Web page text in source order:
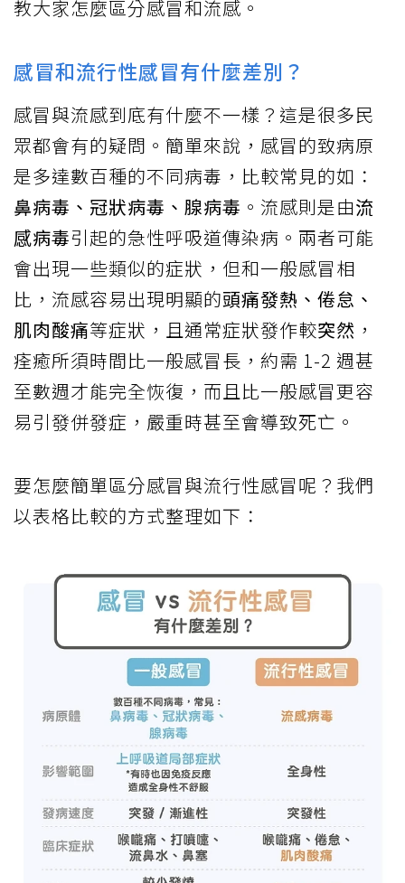
教大家怎麼區分感冒和流感。
感冒和流行性感冒有什麼差別？
感冒與流感到底有什麼不一樣？這是很多民
眾都會有的疑問。簡單來說，感冒的致病原
是多達數百種的不同病毒，比較常見的如：
鼻病毒、冠狀病毒、腺病毒 。流感則是由流
感病毒引起的急性呼吸道傳染病。兩者可能
會出現一些類似的症狀，但和一般感冒相
比，流感容易出現明顯的頭痛發熱、倦怠、
肌肉酸痛等症狀，且通常症狀發作較突然 ，
痊癒所須時間比一般感冒長，約需 1-2 週甚
至數週才能完全恢復，而且比一般感冒更容
易引發併發症，嚴重時甚至會導致死亡。
要怎麼簡單區分感冒與流行性感冒呢？我們
以表格比較的方式整理如下：